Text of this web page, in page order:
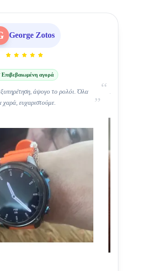
George Zotos
Επιβεβαιωμένη αγορά
άψογο το ρολόι. Όλα
χαρά, ευχαριστούμε.